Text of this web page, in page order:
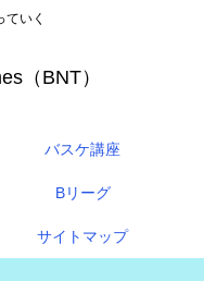
ていく
（BNT）
バスケ講座
Bリーグ
サイトマップ